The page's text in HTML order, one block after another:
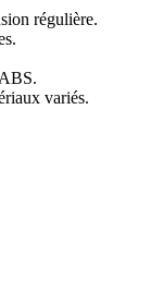
régulière.
variés.